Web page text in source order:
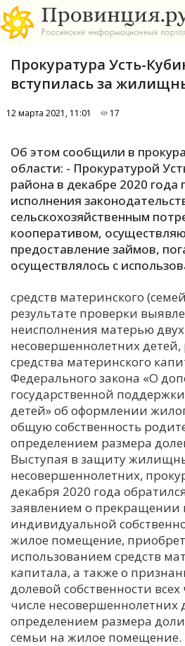
А
Б
В
Е
И
К
М
Н
Прокуратура Усть-
вступилась за
12 марта 2021, 11:01 17
Об этом сообщили в
области: - Прокуратурой
района в декабре 2020 года
исполнения
сельскохозяйственным
кооперативом,
предоставление займов,
осуществлялось с
средств материнского
результате проверки
неисполнения матерью двух
несовершеннолетних
средства материнского
Федерального закона «О
государственной
детей» об оформлении
общую собственность
определением размера
Выступая в защиту
несовершеннолетних,
декабря 2020 года
заявлением о прекращении
индивидуальной
жилое помещение,
использованием средств
капитала, а также о
долевой собственности
числе несовершеннолетних
определением размера
семьи на жилое помещение.